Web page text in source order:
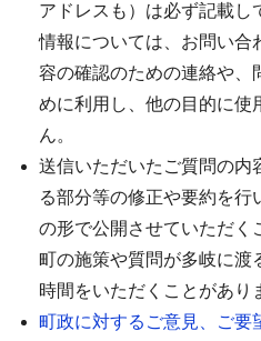
アドレスも）は必ず記載し
情報については、お問い合
容の確認のための連絡や、
めに利用し、他の目的に使
ん。
送信いただいたご質問の内
る部分等の修正や要約を
の形で公開させていただく
町の施策や質問が多岐に渡
時間をいただくことがあり
町政に対するご意見、ご要